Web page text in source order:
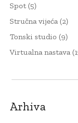
Spot(5)
Stručna vijeća (2)
Tonski studio (9)
Virtualna nastava
Arhiva